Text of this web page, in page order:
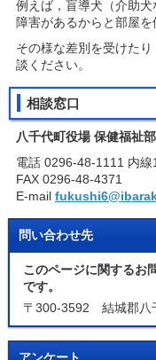
例えば，盲導犬（介助犬
障害があるからと部屋を
その様な差別を受けた
談ください。
相談窓口
八千代町役場 保健福祉
電話 0296-48-1111 内線
FAX 0296-48-4371
E-mail
問い合わせ先
このページに関するお
です。
〒300-3592 結城郡八